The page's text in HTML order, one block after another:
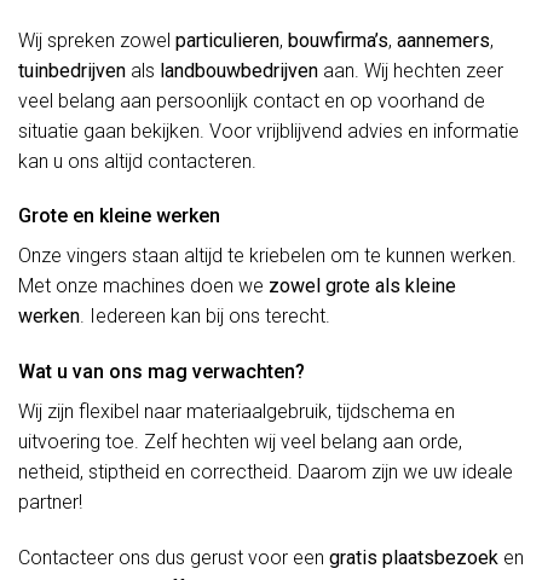
Wij spreken zowel particulieren, bouwfirma’s, aannemers,
tuinbedrijven als landbouwbedrijven aan. Wij hechten zeer
veel belang aan persoonlijk contact en op voorhand de
situatie gaan bekijken. Voor vrijblijvend advies en informatie
kan u ons altijd contacteren.
Grote en kleine werken
Onze vingers staan altijd te kriebelen om te kunnen werken.
Met onze machines doen we zowel grote als kleine
werken. Iedereen kan bij ons terecht.
Wat u van ons mag verwachten?
Wij zijn flexibel naar materiaalgebruik, tijdschema en
uitvoering toe. Zelf hechten wij veel belang aan orde,
netheid, stiptheid en correctheid. Daarom zijn we uw ideale
partner!
Contacteer ons dus gerust voor een gratis plaatsbezoek en